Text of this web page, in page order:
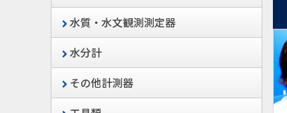
水質・水文観測測定器
水分計
その他計測器